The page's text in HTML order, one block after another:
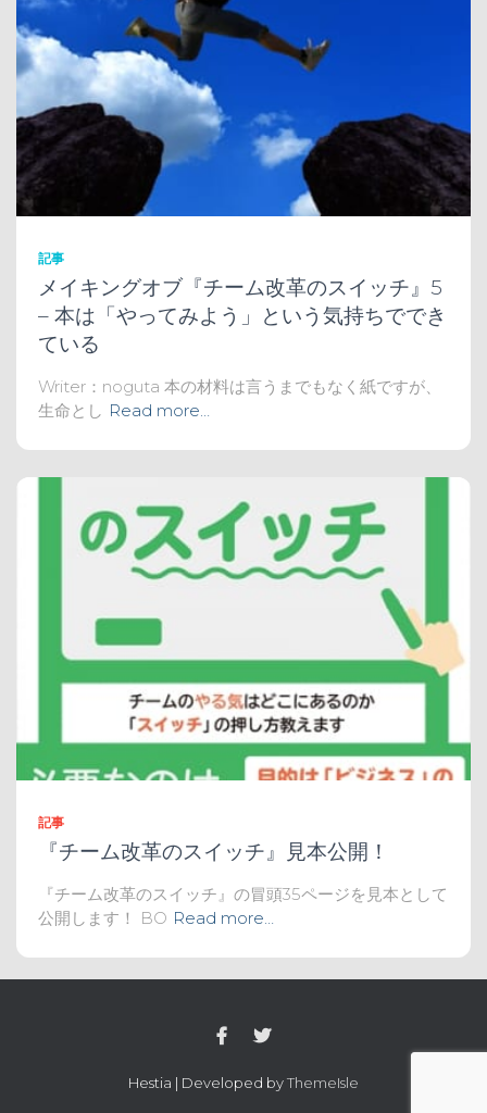
記事
メイキングオブ『チーム改革のスイッチ』5
– 本は「やってみよう」という気持ちででき
ている
Writer：noguta 本の材料は言うまでもなく紙ですが、
生命とし Read more…
記事
『チーム改革のスイッチ』見本公開！
『チーム改革のスイッチ』の冒頭35ページを見本として
公開します！ BO Read more…
Hestia | Developed byThemeIsle